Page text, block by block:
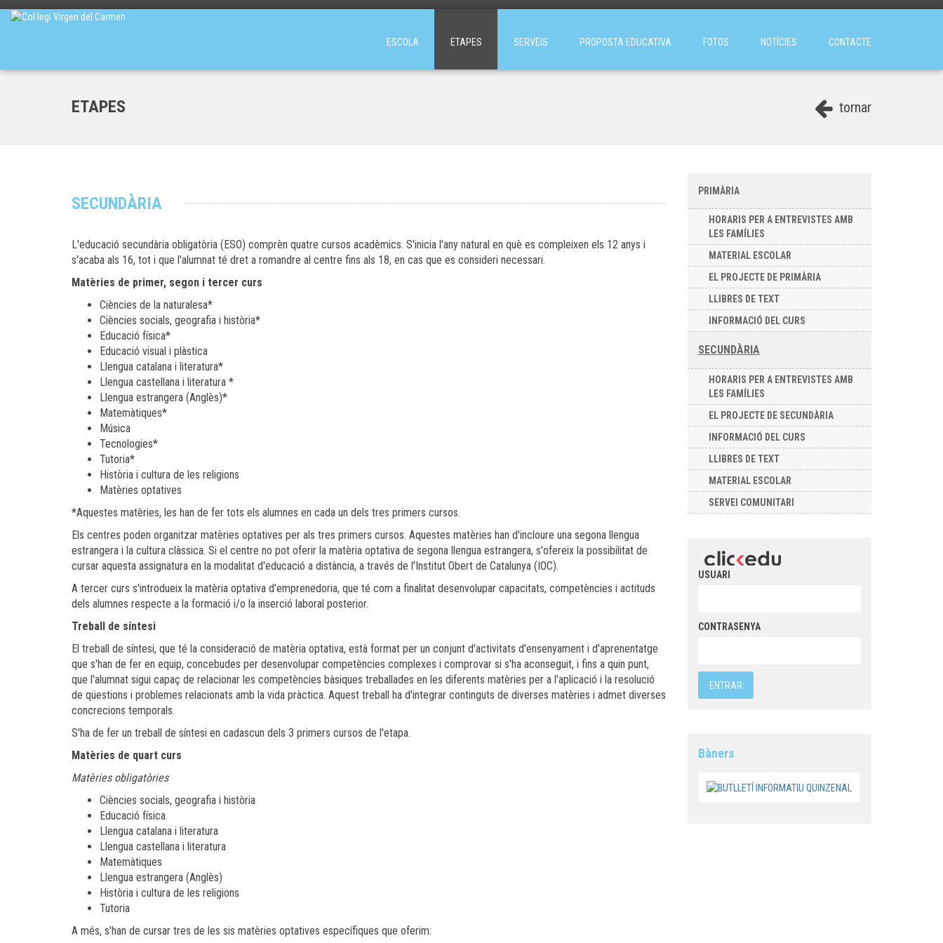
ESCOLA ETAPES SERVEIS PROPOSTA EDUCATIVA FOTOS NOTÍCIES CONTACTE
tornar
ETAPES
SECUNDÀRIA
L'educació secundària obligatòria (ESO) comprèn quatre cursos acadèmics. S'inicia l'any natural en què es compleixen els 12 anys i
s'acaba als 16, tot i que l'alumnat té dret a romandre al centre fins als 18, en cas que es consideri necessari.
Matèries de primer, segon i tercer curs
Ciències de la naturalesa*
Ciències socials, geografia i història*
Educació física*
Educació visual i plàstica
Llengua catalana i literatura*
Llengua castellana i literatura *
Llengua estrangera (Anglès)*
Matemàtiques*
Música
Tecnologies*
Tutoria*
Història i cultura de les religions
Matèries optatives
*Aquestes matèries, les han de fer tots els alumnes en cada un dels tres primers cursos.
Els centres poden organitzar matèries optatives per als tres primers cursos. Aquestes matèries han d'incloure una segona llengua
estrangera i la cultura clàssica. Si el centre no pot oferir la matèria optativa de segona llengua estrangera, s'ofereix la possibilitat de
cursar aquesta assignatura en la modalitat d'educació a distància, a través de l'Institut Obert de Catalunya (IOC).
A tercer curs s'introdueix la matèria optativa d'emprenedoria, que té com a finalitat desenvolupar capacitats, competències i actituds
dels alumnes respecte a la formació i/o la inserció laboral posterior.
Treball de síntesi
El treball de síntesi, que té la consideració de matèria optativa, està format per un conjunt d'activitats d'ensenyament i d'aprenentatge
que s'han de fer en equip, concebudes per desenvolupar competències complexes i comprovar si s'ha aconseguit, i fins a quin punt,
que l'alumnat sigui capaç de relacionar les competències bàsiques treballades en les diferents matèries per a l'aplicació i la resolució
de qüestions i problemes relacionats amb la vida pràctica. Aquest treball ha d'integrar continguts de diverses matèries i admet diverses
concrecions temporals.
S'ha de fer un treball de síntesi en cadascun dels 3 primers cursos de l'etapa.
Matèries de quart curs
Matèries obligatòries
Ciències socials, geografia i història
Educació física
Llengua catalana i literatura
Llengua castellana i literatura
Matemàtiques
Llengua estrangera (Anglès)
Història i cultura de les religions
Tutoria
A més, s'han de cursar tres de les sis matèries optatives específiques que oferim:
PRIMÀRIA
HORARIS PER A ENTREVISTES AMB
LES FAMÍLIES
MATERIAL ESCOLAR
EL PROJECTE DE PRIMÀRIA
LLIBRES DE TEXT
INFORMACIÓ DEL CURS
SECUNDÀRIA
HORARIS PER A ENTREVISTES AMB
LES FAMÍLIES
EL PROJECTE DE SECUNDÀRIA
INFORMACIÓ DEL CURS
LLIBRES DE TEXT
MATERIAL ESCOLAR
SERVEI COMUNITARI
USUARI
CONTRASENYA
Bàners